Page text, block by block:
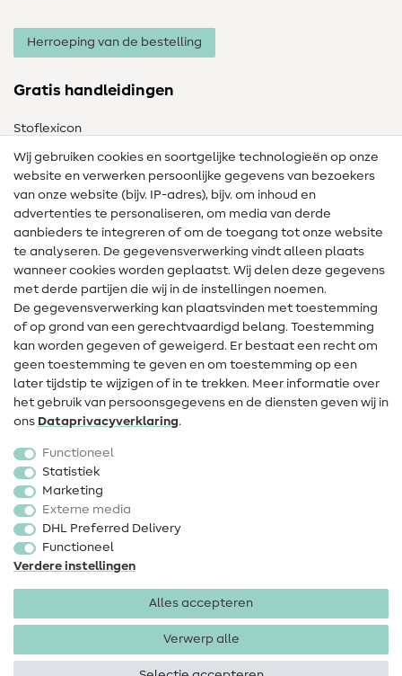
Herroeping van de bestelling
Gratis handleidingen
Stoflexicon
Naailexicon
Gratis Naaipatronen
Hulp & contact
Contact
Wijziging van eigenaar
FAQ
Herroepingsrecht
Populair
Fournituren
Sale
Wij gebruiken cookies en soortgelijke technologieën op onze
website en verwerken persoonlijke gegevens van bezoekers
van onze website (bijv. IP-adres), bijv. om inhoud en
advertenties te personaliseren, om media van derde
aanbieders te integreren of om de toegang tot onze website
te analyseren. De gegevensverwerking vindt alleen plaats
wanneer cookies worden geplaatst. Wij delen deze gegevens
met derde partijen die wij in de instellingen noemen.
De gegevensverwerking kan plaatsvinden met toestemming
of op grond van een gerechtvaardigd belang. Toestemming
kan worden gegeven of geweigerd. Er bestaat een recht om
geen toestemming te geven en om toestemming op een
later tijdstip te wijzigen of in te trekken. Meer informatie over
het gebruik van persoonsgegevens en de diensten geven wij in
ons Data­privacy­verklaring.
Functioneel
Statistiek
Marketing
Externe media
DHL Preferred Delivery
Functioneel
Verdere instellingen
Alles accepteren
Verwerp alle
Colofon Privacy
Algemene voorwaarden